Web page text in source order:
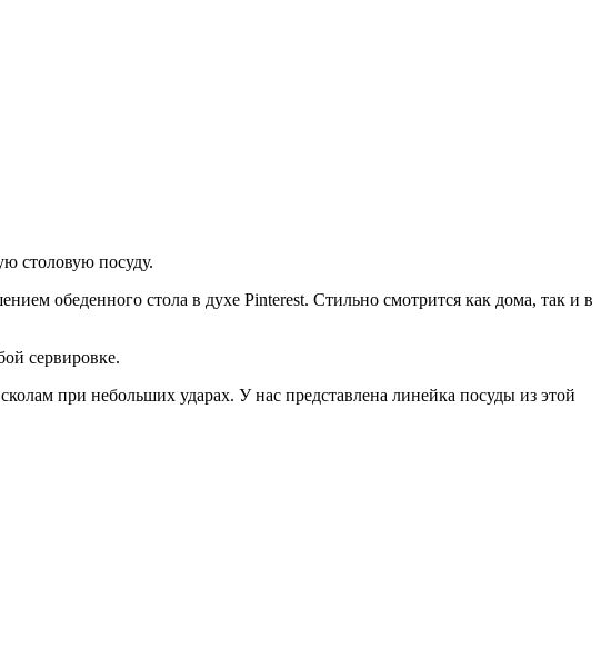
столовую посуду.
обеденного стола в духе Pinterest. Стильно смотрится как дома, так и в
сервировке.
при небольших ударах. У нас представлена линейка посуды из этой